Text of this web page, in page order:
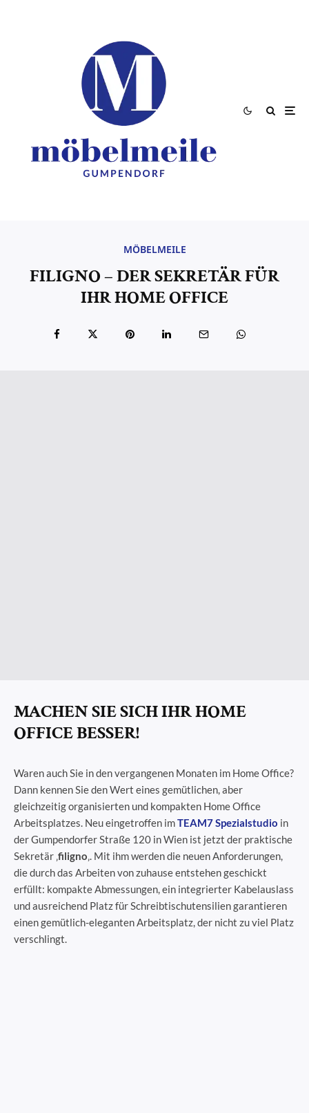
MÖBELMEILE
FILIGNO – DER SEKRETÄR FÜR
IHR HOME OFFICE
MACHEN SIE SICH IHR HOME
OFFICE BESSER!
Waren auch Sie in den vergangenen Monaten im Home Office?
Dann kennen Sie den Wert eines gemütlichen, aber
gleichzeitig organisierten und kompakten Home Office
Arbeitsplatzes. Neu eingetroffen imTEAM7 Spezialstudio in
der Gumpendorfer Straße 120 in Wien ist jetzt der praktische
Sekretär ‚filigno‚. Mit ihm werden die neuen Anforderungen,
die durch das Arbeiten von zuhause entstehen geschickt
erfüllt: kompakte Abmessungen, ein integrierter Kabelauslass
und ausreichend Platz für Schreibtischutensilien garantieren
einen gemütlich-eleganten Arbeitsplatz, der nicht zu viel Platz
verschlingt.